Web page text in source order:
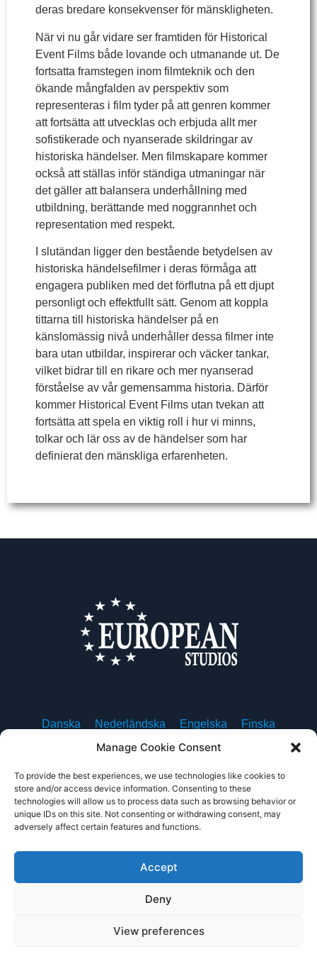
Manage Cookie Consent
To provide the best experiences, we use technologies like cookies to
store and/or access device information. Consenting to these
technologies will allow us to process data such as browsing behavior or
unique IDs on this site. Not consenting or withdrawing consent, may
adversely affect certain features and functions.
Accept
Deny
View preferences
deras bredare konsekvenser för mänskligheten.
När vi nu går vidare ser framtiden för Historical
Event Films både lovande och utmanande ut. De
fortsatta framstegen inom filmteknik och den
ökande mångfalden av perspektiv som
representeras i film tyder på att genren kommer
att fortsätta att utvecklas och erbjuda allt mer
sofistikerade och nyanserade skildringar av
historiska händelser. Men filmskapare kommer
också att ställas inför ständiga utmaningar när
det gäller att balansera underhållning med
utbildning, berättande med noggrannhet och
representation med respekt.
I slutändan ligger den bestående betydelsen av
historiska händelsefilmer i deras förmåga att
engagera publiken med det förflutna på ett djupt
personligt och effektfullt sätt. Genom att koppla
tittarna till historiska händelser på en
känslomässig nivå underhåller dessa filmer inte
bara utan utbildar, inspirerar och väcker tankar,
vilket bidrar till en rikare och mer nyanserad
förståelse av vår gemensamma historia. Därför
kommer Historical Event Films utan tvekan att
fortsätta att spela en viktig roll i hur vi minns,
tolkar och lär oss av de händelser som har
definierat den mänskliga erfarenheten.
Danska Nederländska Engelska
Finska
Tyska Isländska Italienska
Om oss Kontakta oss Integritetspolicy
Användarvillkor
Copyright © 2011 – 2026 European Studios. All rights